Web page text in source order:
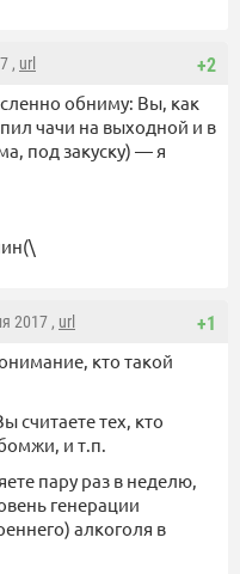
+2
, url
обниму: Вы, как
чачи на выходной и в
под закуску) — я
+1
2017 , url
кто такой
считаете тех, кто
и т.п.
пару раз в неделю,
генерации
алкоголя в